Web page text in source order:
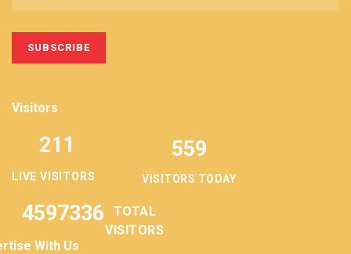
Visitors
LIVE VISITORS
211 559
VISITORS TODAY
4597336
TOTAL
VISITORS
With Us